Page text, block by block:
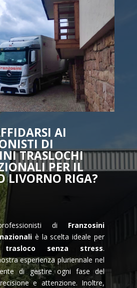
AI
DI
TRASLOCHI
PER IL
LIVORNO RIGA?
di Franzosini
è la scelta ideale per
trasloco senza stress.
esperienza pluriennale nel
di gestire ogni fase del
e attenzione. Inoltre,